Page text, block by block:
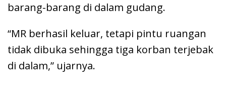
barang-barang di dalam gudang.
“MR berhasil keluar, tetapi pintu ruangan
tidak dibuka sehingga tiga korban terjebak
di dalam,” ujarnya.